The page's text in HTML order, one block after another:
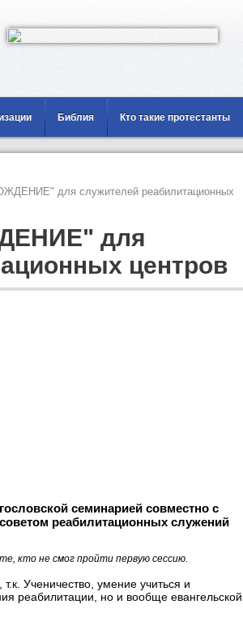
Библия Кто такие протестанты
для служителей реабилитационных
для
центров
семинарией совместно с
реабилитационных служений
кто не смог пройти первую сессию.
, т.к. Ученичество, умение учиться и
реабилитации, но и вообще евангельской